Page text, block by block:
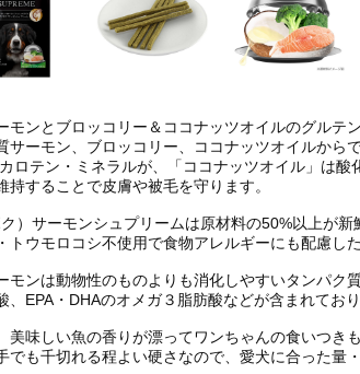
モンとブロッコリー＆ココナッツオイルのグルテ
サーモン、ブロッコリー、ココナッツオイルか
ロテン・ミネラルが、「ココナッツオイル」は
持することで皮膚や被毛を守ります。
）サーモンシュプリームは原材料の50%以上が
トウモロコシ不使用で食物アレルギーにも配慮し
モンは動物性のものよりも消化しやすいタンパ
、EPA・DHAのオメガ３脂肪酸などが含まれてお
美味しい魚の香りが漂ってワンちゃんの食いつきも
でも千切れる程よい硬さなので、愛犬に合った